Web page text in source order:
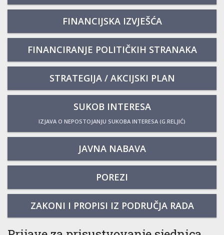
FINANCIJSKA IZVJEŠĆA
FINANCIRANJE POLITIČKIH STRANAKA
STRATEGIJA / AKCIJSKI PLAN
SUKOB INTERESA
IZJAVA O NEPOSTOJANJU SUKOBA INTERESA (G.RELJIĆ)
JAVNA NABAVA
POREZI
ZAKONI I PROPISI IZ PODRUČJA RADA